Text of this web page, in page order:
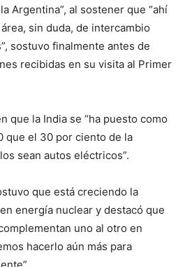
Argentina”, al sostener que “ahí
sin duda, de intercambio
sostuvo finalmente antes de
recibidas en su visita al Primer
que la India se “ha puesto como
que el 30 por ciento de la
sean autos eléctricos”.
que está creciendo la
energía nuclear y destacó que
uno al otro en
hacerlo aún más para